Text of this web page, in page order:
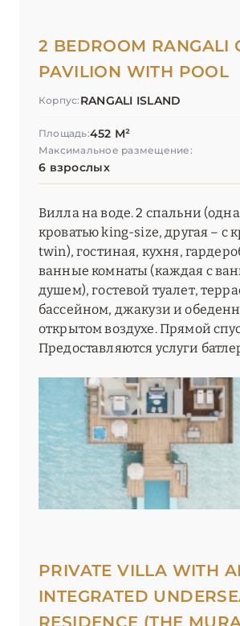
2 BEDROOM RANGALI
PAVILION WITH POOL
Корпус: RANGALI ISLAND
Площадь:452 М²
Максимальное размещение:
6 взрослых
Вилла на воде. 2 спальни (одна
кроватью king-size, другая – с
twin), гостиная, кухня,
ванные комнаты (каждая с
душем), гостевой туалет,
бассейном, джакузи и
открытом воздухе. Прямой
Предоставляются услуги
PRIVATE VILLA WITH
INTEGRATED
RESIDENCE (THE